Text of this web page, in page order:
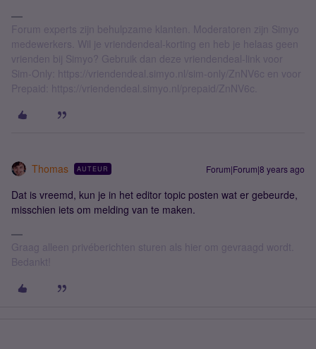
Forum experts zijn behulpzame klanten. Moderatoren zijn Simyo
medewerkers. Wil je vriendendeal-korting en heb je helaas geen
vrienden bij Simyo? Gebruik dan deze vriendendeal-link voor
Sim-Only: https://vriendendeal.simyo.nl/sim-only/ZnNV6c en voor
Prepaid: https://vriendendeal.simyo.nl/prepaid/ZnNV6c.
Thomas AUTEUR Forum|Forum|8 years ago
Dat is vreemd, kun je in het editor topic posten wat er gebeurde,
misschien iets om melding van te maken.
Graag alleen privéberichten sturen als hier om gevraagd wordt.
Bedankt!